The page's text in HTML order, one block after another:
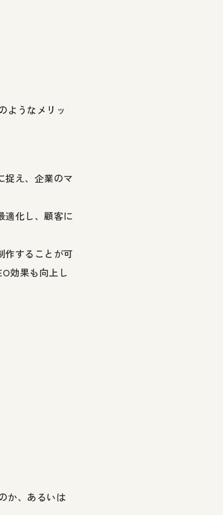
ようなメリッ
捉え、企業のマ
適化し、顧客に
作することが可
効果も向上し
か、あるいは